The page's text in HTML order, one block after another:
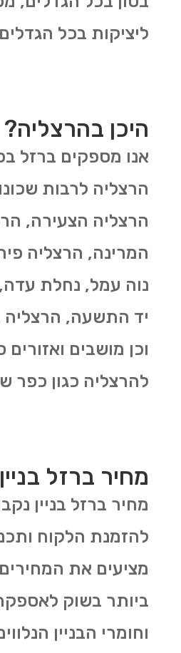
ליציקות בכל
היכן בהרצליה?
אנו מספקים ברזל
הרצליה לרבות
הרצליה הצעירה,
המרינה, הרצליה
נוה עמל, נחלת עדה,
יד התשעה, הרצליה
וכן מושבים ואזורים
להרצליה כגון כפר
מחיר ברזל בניין
מחיר ברזל בניין
להזמנת הלקוח
מציעים את
ביותר בשוק לאספקת
וחומרי הבניין